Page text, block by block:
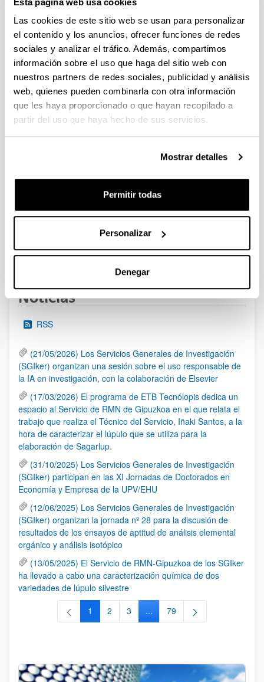
Las cookies de este sitio web se usan para personalizar
el contenido y los anuncios, ofrecer funciones de redes
sociales y analizar el tráfico. Además, compartimos
información sobre el uso que haga del sitio web con
nuestros partners de redes sociales, publicidad y análisis
web, quienes pueden combinarla con otra información
que les haya proporcionado o que hayan recopilado a
partir del uso que haya hecho de sus servicios.
Mostrar detalles
Permitir todas
Personalizar
Denegar
Fellows Gipuzkoa 2026
Plazo de presentación cerrado (Fecha de fin del plazo de
presentación: 29/04/2026)
El plazo de presentación de solicitudes finaliza el 29/04/2026.
Plazo interno UPV/EHU: 27/04/2026- 12:00 am (Ver resumen))
Proyectos Universidad-Empresa-Sociedad 2026
Plazo de presentación cerrado: 20/04/2026 - 12/05/2026 13:00
Se ha publicado la convocatoria
(inclusive).
Página
1 ...Páginas intermedias Use TAB para
Página
6 Página
7 Página
8 ...Páginas intermedias
Página
95
Noticias
RSS
(21/05/2026) Los Servicios Generales de Investigación
(SGIker) organizan una sesión sobre el uso responsable de
la IA en investigación, con la colaboración de Elsevier
(17/03/2026) El programa de ETB Tecnólopis dedica un
espacio al Servicio de RMN de Gipuzkoa en el que relata el
trabajo que realiza el Técnico del Servicio, Iñaki Santos, a la
hora de caracterizar el lúpulo que se utiliza para la
elaboración de Sagarlup.
(31/10/2025) Los Servicios Generales de Investigación
(SGIker) participan en las XI Jornadas de Doctorados en
Economía y Empresa de la UPV/EHU
(12/06/2025) Los Servicios Generales de Investigación
(SGIker) organizan la jornada nº 28 para la discusión de
resultados de los ensayos de aptitud de análisis elemental
orgánico y análisis isotópico
(13/05/2025) El Servicio de RMN-Gipuzkoa de los SGIker
ha llevado a cabo una caracterización química de dos
variedades de lúpulo silvestre
Página
1 Página
2 Página
3 ...Páginas intermedias Use TAB
Página
79